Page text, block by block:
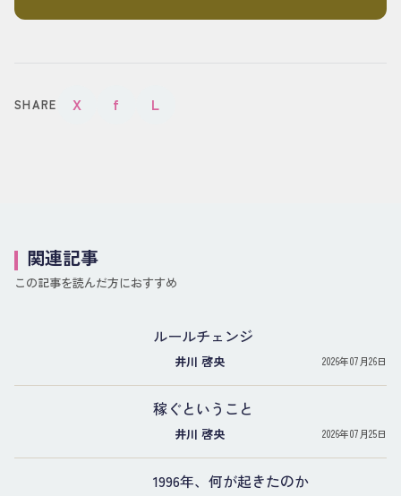
SHARE X f L
関連記事
この記事を読んだ方におすすめ
ルールチェンジ
井川 啓央 2026年07月26日
稼ぐということ
井川 啓央 2026年07月25日
1996年、何が起きたのか